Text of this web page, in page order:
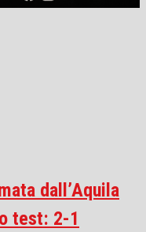
dall’Aquila
test: 2-1